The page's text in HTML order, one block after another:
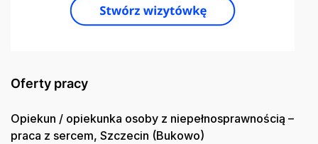
Oferty pracy
Opiekun / opiekunka osoby z niepełnosprawnością –
praca z sercem, Szczecin (Bukowo)